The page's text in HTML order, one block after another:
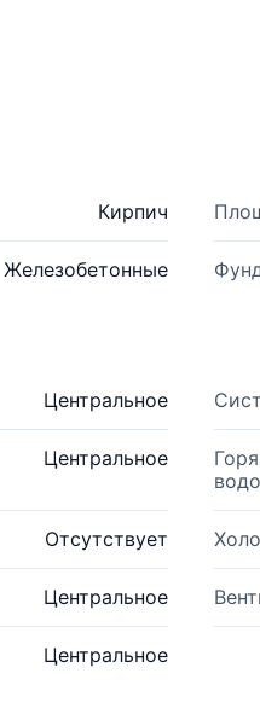
Кирпич
Железобетонные
Центральное
Центральное
Отсутствует
Центральное
Центральное